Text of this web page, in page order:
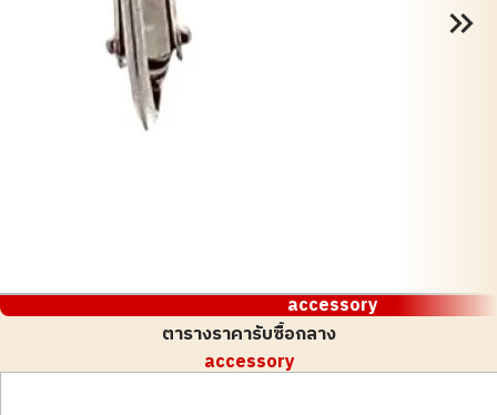
accessory
ตารางราคารับซื้อกลาง
accessory